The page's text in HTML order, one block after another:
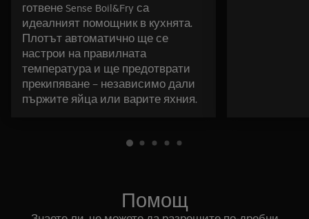
готвене Sense Boil&Fry са
идеалният помощник в кухнята.
Плотът автоматично ще се
настрои на правилната
температура и ще предотврати
прекипяване – независимо дали
пържите яйца или варите яхния.
Помощ